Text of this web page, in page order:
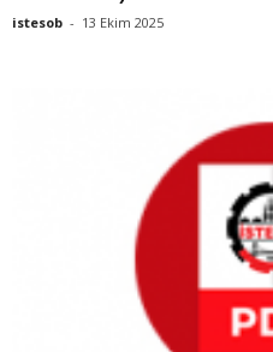
istesob - 13 Ekim 2025